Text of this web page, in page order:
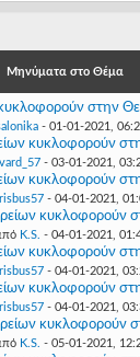
Μηνύματα στο Θέμα
κυκλοφορούν στην
- 01-01-2021,
κυκλοφορούν
vard_57- 03-01-2021,
κυκλοφορούν
- 04-01-2021,
κυκλοφορούν
K.S. - 04-01-2021,
κυκλοφορούν
- 04-01-2021,
κυκλοφορούν
- 04-01-2021,
κυκλοφορούν
K.S. - 05-01-2021,